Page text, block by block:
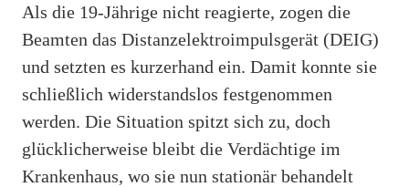
Als die 19-Jährige nicht reagierte, zogen die
Beamten das Distanzelektroimpulsgerät (DEIG)
und setzten es kurzerhand ein. Damit konnte sie
schließlich widerstandslos festgenommen
werden. Die Situation spitzt sich zu, doch
glücklicherweise bleibt die Verdächtige im
Krankenhaus, wo sie nun stationär behandelt